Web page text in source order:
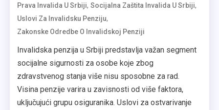
Prava Invalida U Srbiji,Socijalna Zaštita Invalida U Srbiji,
Uslovi Za Invalidsku Penziju,
Zakonske Odredbe O Invalidskoj Penziji
Invalidska penzija u Srbiji predstavlja važan segment
socijalne sigurnosti za osobe koje zbog
zdravstvenog stanja više nisu sposobne za rad.
Visina penzije varira u zavisnosti od više faktora,
uključujući grupu osiguranika. Uslovi za ostvarivanje